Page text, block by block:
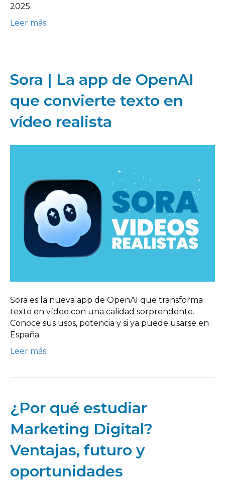
2025.
Leer más
Sora | La app de OpenAI
que convierte texto en
vídeo realista
Sora es la nueva app de OpenAI que transforma
texto en vídeo con una calidad sorprendente.
Conoce sus usos, potencia y si ya puede usarse en
España.
Leer más
¿Por qué estudiar
Marketing Digital?
Ventajas, futuro y
oportunidades